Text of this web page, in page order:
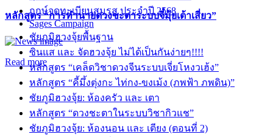
หลักสูตร “การทำนายดวงชะตาระบบจี๋มุ้ยเต้าเสี่ยว”
Read more
ฤกษ์จดทะเบียนสมรส ประจำปี 2568
Sages Campaign
ชัยภูมิฮวงจุ้ยพื้นฐาน
ซินแส และ จัดฮวงจุ้ย ไม่ได้เป็นกันง่ายๆ!!!!
หลักสูตร “เคล็ดวิชาดวงจีนระบบเจี่ยโหงวเฮ้ง”
หลักสูตร “คี้มึ้งตุ่งกะ ไท่กง-ขงเม้ง (ภพฟ้า ภพดิน)”
ชัยภูมิฮวงจุ้ย: ห้องครัว และ เตา
หลักสูตร “ดวงชะตาในระบบวิชากิวแช”
ชัยภูมิฮวงจุ้ย: ห้องนอน และ เตียง (ตอนที่ 2)